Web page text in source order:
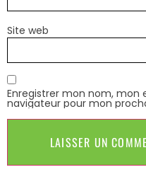
Site web
Enregistrer mon nom,
navigateur pour mon